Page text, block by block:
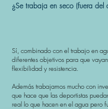
¿Se trabaja en seco (fuera del
Sí, combinado con el trabajo en
diferentes objetivos para que
flexibilidad y resistencia.
Además trabajamos mucho con
que hace que las deportistas
real lo que hacen en el agua pero